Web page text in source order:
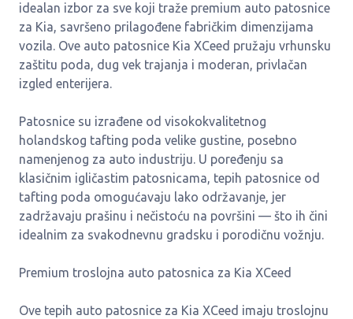
idealan izbor za sve koji traže premium auto patosnice
za Kia, savršeno prilagođene fabričkim dimenzijama
vozila. Ove auto patosnice Kia XCeed pružaju vrhunsku
zaštitu poda, dug vek trajanja i moderan, privlačan
izgled enterijera.
Patosnice su izrađene od visokokvalitetnog
holandskog tafting poda velike gustine, posebno
namenjenog za auto industriju. U poređenju sa
klasičnim igličastim patosnicama, tepih patosnice od
tafting poda omogućavaju lako održavanje, jer
zadržavaju prašinu i nečistoću na površini — što ih čini
idealnim za svakodnevnu gradsku i porodičnu vožnju.
Premium troslojna auto patosnica za Kia XCeed
Ove tepih auto patosnice za Kia XCeed imaju troslojnu